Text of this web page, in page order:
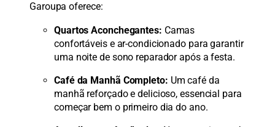
Garoupa oferece:
Quartos Aconchegantes: Camas
confortáveis e ar-condicionado para garantir
uma noite de sono reparador após a festa.
Café da Manhã Completo: Um café da
manhã reforçado e delicioso, essencial para
começar bem o primeiro dia do ano.